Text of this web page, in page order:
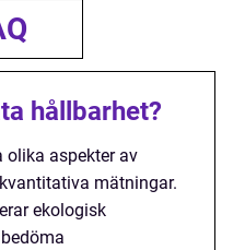
hållbarhet?
olika aspekter av
mätningar.
ekologisk